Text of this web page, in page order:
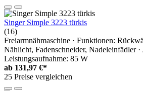
Singer Simple 3223 türkis
(16)
Freiarmnähmaschine · Funktionen:
Nählicht, Fadenschneider, Nadeleinfädler
Leistungsaufnahme: 85 W
ab 131,97 €*
25 Preise vergleichen